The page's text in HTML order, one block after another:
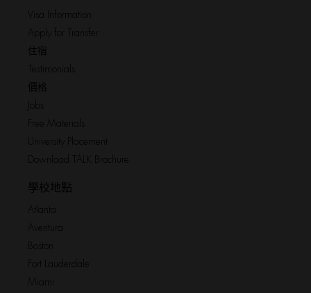
Visa Information
Apply for Transfer
住宿
Testimonials
價格
Free Materials
University Placement
Download TALK Brochure
學校地點
Atlanta
Aventura
Boston
Fort Lauderdale
Miami